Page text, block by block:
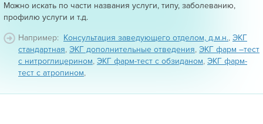
Можно искать по части названия услуги, типу, заболеванию,
профилю услуги и т.д.
Например: Консультация заведующего отделом, д.м.н., ЭКГ
стандартная, ЭКГ дополнительные отведения, ЭКГ фарм –тест
с нитроглицерином, ЭКГ фарм-тест с обзиданом, ЭКГ фарм-
тест с атропином,